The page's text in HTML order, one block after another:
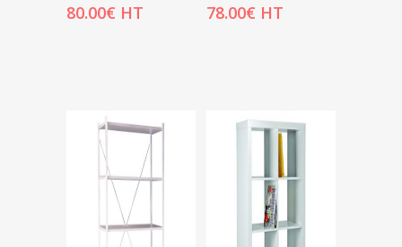
80.00€ HT 78.00€ HT